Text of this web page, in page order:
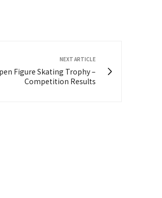
NEXT ARTICLE
Figure Skating Trophy –
Competition Results